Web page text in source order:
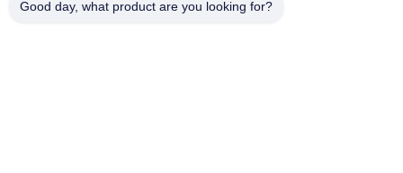
Adres
Good day, what product are you looking for?